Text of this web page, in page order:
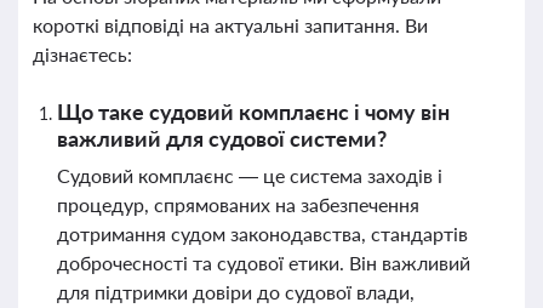
короткі відповіді на актуальні запитання. Ви
дізнаєтесь:
Що таке судовий комплаєнс і чому він
важливий для судової системи?
Судовий комплаєнс — це система заходів і
процедур, спрямованих на забезпечення
дотримання судом законодавства, стандартів
доброчесності та судової етики. Він важливий
для підтримки довіри до судової влади,